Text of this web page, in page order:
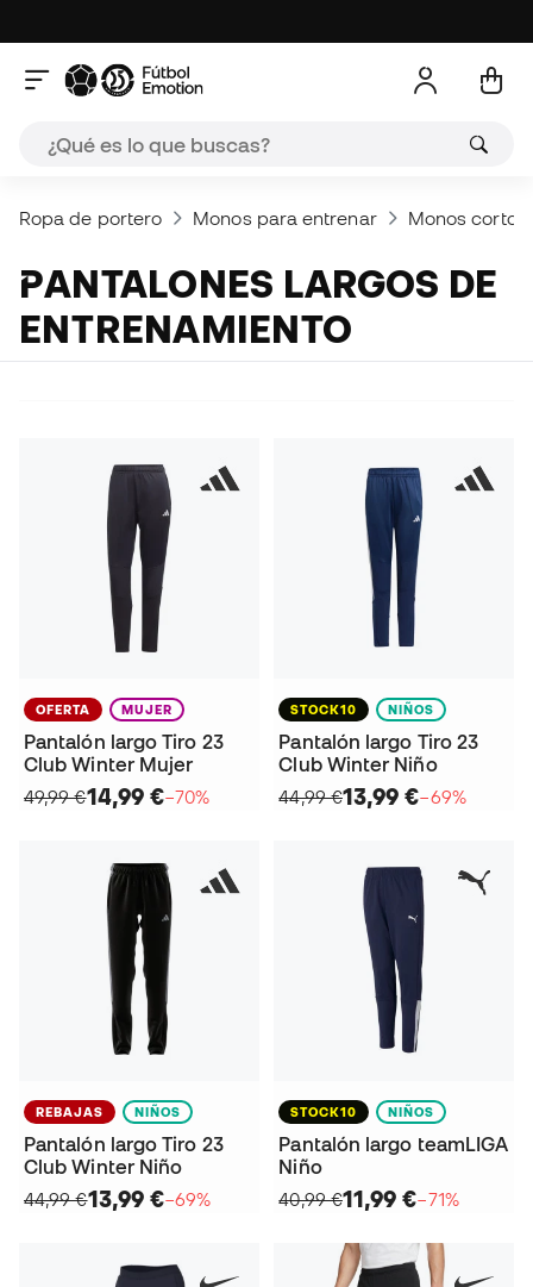
Ropa de portero Monos para entrenar Monos cortos
PANTALONES LARGOS DE
ENTRENAMIENTO
OFERTA MUJER
Pantalón largo Tiro 23
Club Winter Mujer
49,99 €14,99 €−70%
STOCK10 NIÑOS
Pantalón largo Tiro 23
Club Winter Niño
44,99 €13,99 €−69%
REBAJAS NIÑOS
Pantalón largo Tiro 23
Club Winter Niño
44,99 €13,99 €−69%
STOCK10 NIÑOS
Pantalón largo teamLIGA
Niño
40,99 €11,99 €−71%